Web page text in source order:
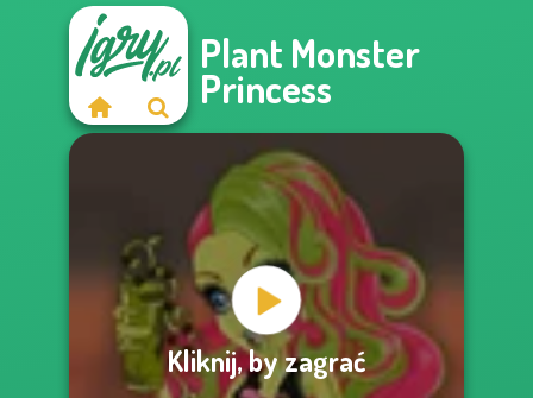
Plant Monster
Princess
Kliknij, by zagrać